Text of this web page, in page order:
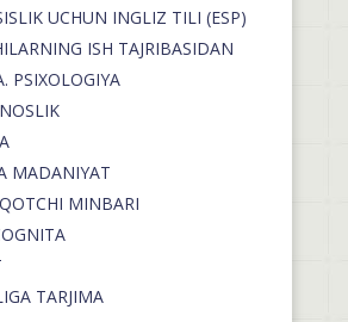
UCHUN INGLIZ TILI (ESP)
ISH TAJRIBASIDAN
PSIXOLOGIYA
MADANIYAT
MINBARI
TARJIMA